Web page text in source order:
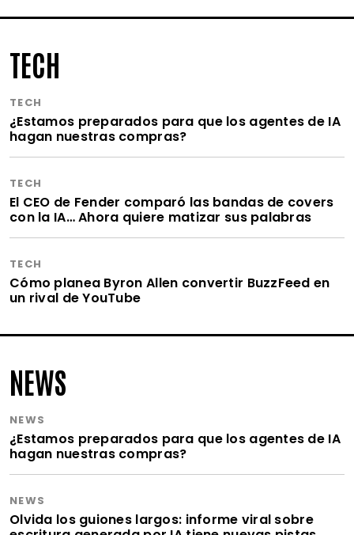
TECH
TECH
¿Estamos preparados para que los agentes de IA
hagan nuestras compras?
TECH
El CEO de Fender comparó las bandas de covers
con la IA… Ahora quiere matizar sus palabras
TECH
Cómo planea Byron Allen convertir BuzzFeed en
un rival de YouTube
NEWS
NEWS
¿Estamos preparados para que los agentes de IA
hagan nuestras compras?
NEWS
Olvida los guiones largos: informe viral sobre